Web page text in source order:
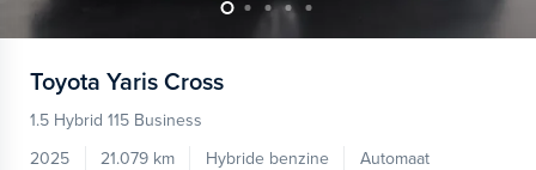
Toyota Yaris Cross
1.5 Hybrid 115 Business
2025
21.079 km Hybride benzine
Automaat